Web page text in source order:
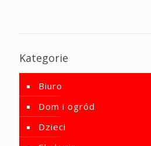
Kategorie
Biuro
Dom i ogród
Dzieci